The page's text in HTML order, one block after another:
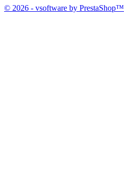
© 2026 - vsoftware by PrestaShop™